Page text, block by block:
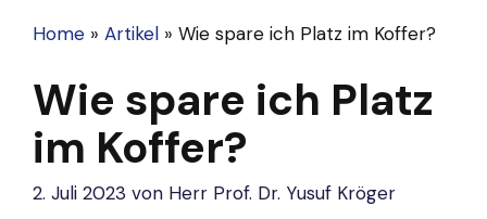
Home » Artikel » Wie spare ich Platz im Koffer?
Wie spare ich Platz
im Koffer?
2. Juli 2023 von Herr Prof. Dr. Yusuf Kröger